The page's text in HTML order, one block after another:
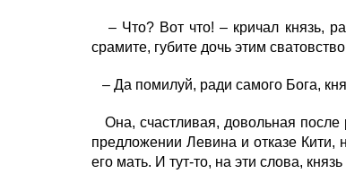
– Что? Вот что! – кричал князь,
срамите, губите дочь этим
– Да помилуй, ради самого Бога,
Она, счастливая, довольная после
предложении Левина и отказе Кити,
его мать. И тут-то, на эти слова,